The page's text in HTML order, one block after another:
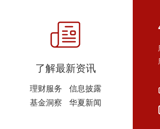
了解最新资讯
理财服务
信息披露
基金洞察
华夏新闻